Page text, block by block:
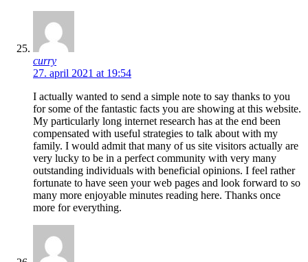
curry
27. april 2021 at 19:54
I actually wanted to send a simple note to say thanks to you
for some of the fantastic facts you are showing at this website.
My particularly long internet research has at the end been
compensated with useful strategies to talk about with my
family. I would admit that many of us site visitors actually are
very lucky to be in a perfect community with very many
outstanding individuals with beneficial opinions. I feel rather
fortunate to have seen your web pages and look forward to so
many more enjoyable minutes reading here. Thanks once
more for everything.